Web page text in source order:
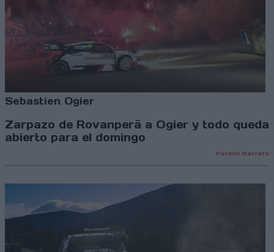
Sebastien Ogier
Zarpazo de Rovanperä a Ogier y todo queda
abierto para el domingo
Fermín Barrero